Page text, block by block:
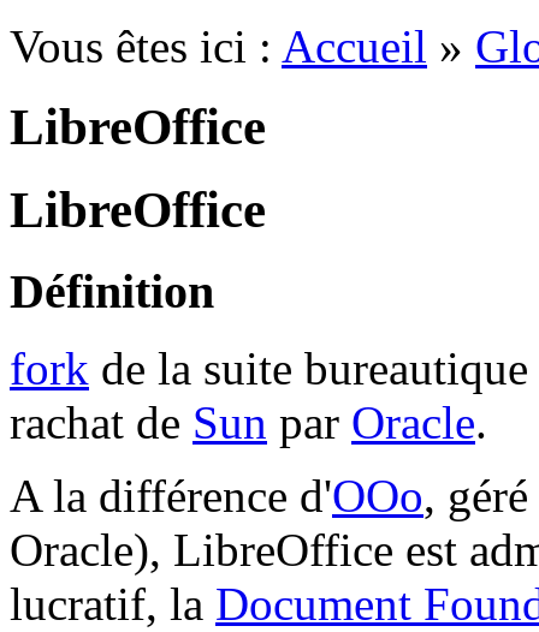
Vous êtes ici : Accueil »
LibreOffice
LibreOffice
Définition
fork de la suite
rachat de Sun par Oracle.
A la différence d'OOo,
Oracle), LibreOffice est
lucratif, la Document